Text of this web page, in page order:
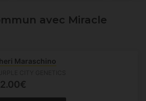
avec Miracle
Maraschino